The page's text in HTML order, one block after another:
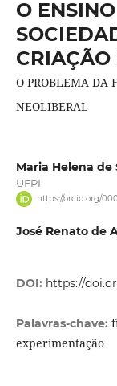
O
CRIAÇÃO
O PROBLEMA DA
NEOLIBERAL
Maria Helena de
UFPI
https://orcid.org/
José Renato de
DOI: https://
Palavras-chave:
experimentação